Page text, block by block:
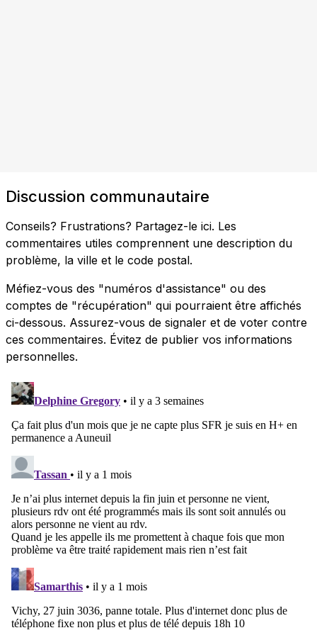
Discussion communautaire
Conseils? Frustrations? Partagez-le ici. Les
commentaires utiles comprennent une description du
problème, la ville et le code postal.
Méfiez-vous des "numéros d'assistance" ou des
comptes de "récupération" qui pourraient être affichés
ci-dessous. Assurez-vous de signaler et de voter contre
ces commentaires. Évitez de publier vos informations
personnelles.